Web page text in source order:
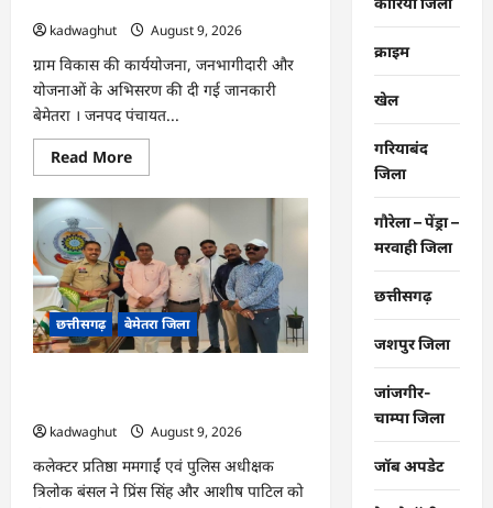
गहन
की…
kadwaghut
August 9, 2026
ग्राम विकास की कार्ययोजना, जनभागीदारी और
योजनाओं के अभिसरण की दी गई जानकारी
बेमेतरा । जनपद पंचायत...
Read MoreRead
more
CG
भारत
जी
रामजी
योजना
:
सरपंचों
का
एक
छत्तीसगढ़ बेमेतरा जिला
kadwaghut
August 9, 2026
कलेक्टर प्रतिष्ठा ममगाईं एवं पुलिस अधीक्षक
त्रिलोक बंसल ने प्रिंस सिंह और आशीष पाटिल को
क्राइम
खेल
गरियाबंद
जिला
गौरेला – पेंड्रा –
मरवाही जिला
छत्तीसगढ़
जशपुर जिला
जांजगीर-
चाम्पा जिला
जॉब अपडेट